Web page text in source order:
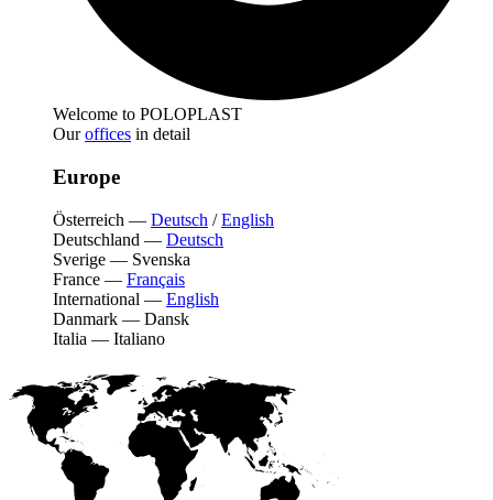
Welcome to POLOPLAST
Ouroffices in detail
Europe
Österreich — Deutsch /English
Deutschland — Deutsch
Sverige — Svenska
France — Français
International — English
Danmark — Dansk
Italia — Italiano